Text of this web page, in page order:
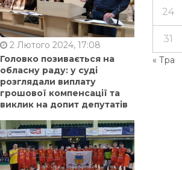
2 Лютого 2024, 17:08
Головко позивається на
обласну раду: у суді
розглядали виплату
грошової компенсації та
виклик на допит депутатів
« Тра
24
31